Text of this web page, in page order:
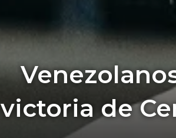
victoria de